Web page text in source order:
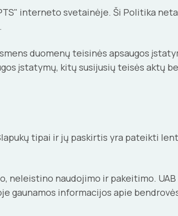
interneto svetainėje. Ši Politika
duomenų teisinės apsaugos
įstatymų, kitų susijusių teisės aktų
tipai ir jų paskirtis yra pateikti
neleistino naudojimo ir pakeitimo. UAB
gaunamos informacijos apie